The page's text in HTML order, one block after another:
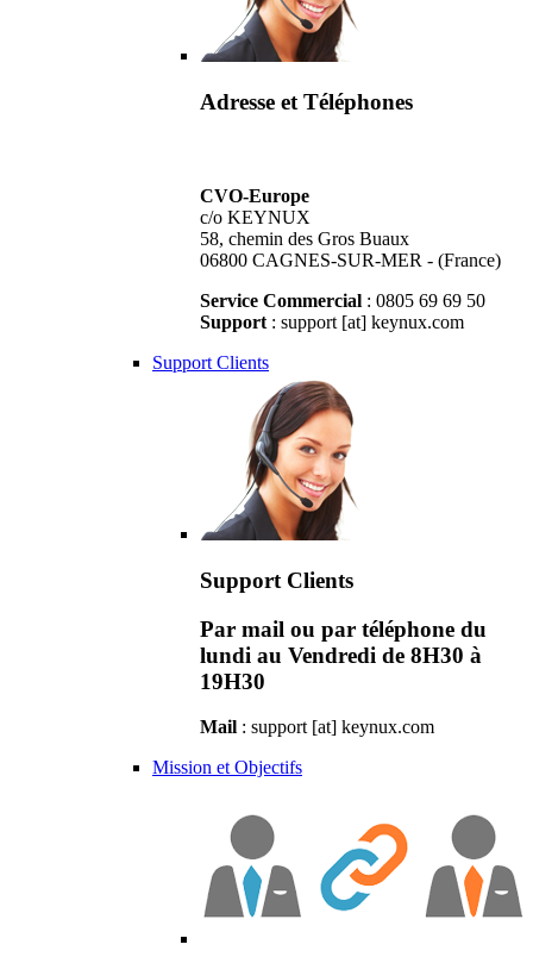
Adresse et Téléphones
CVO-Europe
c/o KEYNUX
58, chemin des Gros Buaux
06800 CAGNES-SUR-MER - (France)
Service Commercial : 0805 69 69 50
Support : support [at] keynux.com
Support Clients
Support Clients
Par mail ou par téléphone du
lundi au Vendredi de 8H30 à
19H30
Mail : support [at] keynux.com
Mission et Objectifs